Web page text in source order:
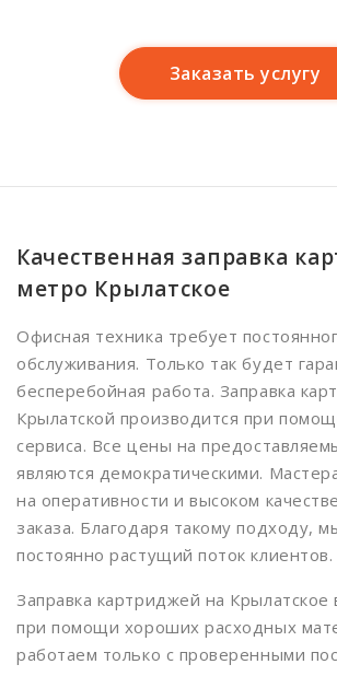
Имя*
Беговая
Бибирево
Библиотека имени Ленина
Борисово
Боровицкая
Ботанический сад
Братиславская
Бульвар Рокоссовского
Варшавская
ВДНХ
Заказать услугу
Качественная заправка
метро Крылатское
Офисная техника требует
обслуживания. Только так будет
бесперебойная работа. Заправка
Крылатской производится при
сервиса. Все цены на
являются демократическими.
на оперативности и высоком
заказа. Благодаря такому подходу,
постоянно растущий поток клиентов.
Заправка картриджей на Крылатское
при помощи хороших расходных
работаем только с проверенными